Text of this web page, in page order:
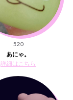
520
あにゃ。
詳細はこちら